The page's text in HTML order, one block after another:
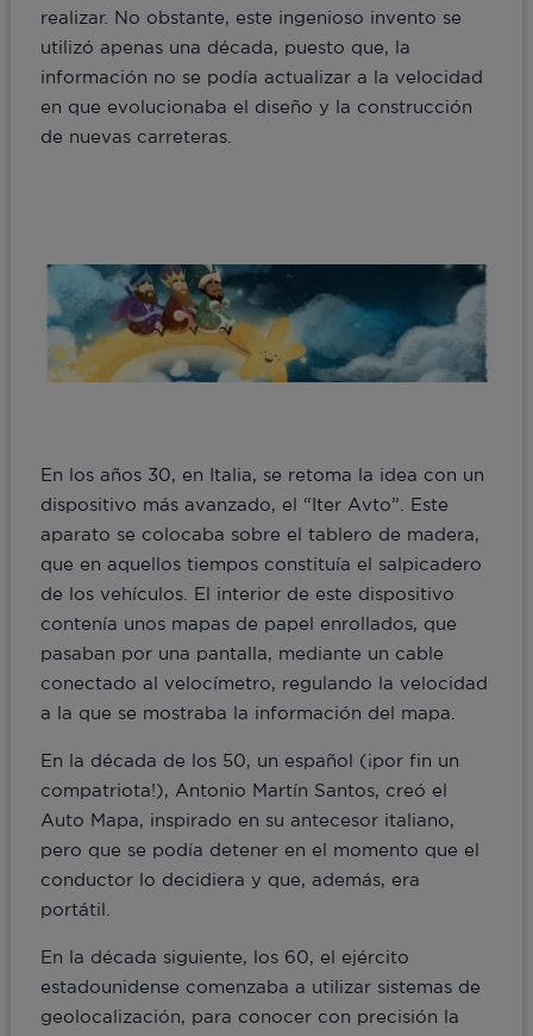
realizar. No obstante, este ingenioso invento se
utilizó apenas una década, puesto que, la
información no se podía actualizar a la velocidad
en que evolucionaba el diseño y la construcción
de nuevas carreteras.
En los años 30, en Italia, se retoma la idea con un
dispositivo más avanzado, el “Iter Avto”. Este
aparato se colocaba sobre el tablero de madera,
que en aquellos tiempos constituía el salpicadero
de los vehículos. El interior de este dispositivo
contenía unos mapas de papel enrollados, que
pasaban por una pantalla, mediante un cable
conectado al velocímetro, regulando la velocidad
a la que se mostraba la información del mapa.
En la década de los 50, un español (¡por fin un
compatriota!), Antonio Martín Santos, creó el
Auto Mapa, inspirado en su antecesor italiano,
pero que se podía detener en el momento que el
conductor lo decidiera y que, además, era
portátil.
En la década siguiente, los 60, el ejército
estadounidense comenzaba a utilizar sistemas de
geolocalización, para conocer con precisión la